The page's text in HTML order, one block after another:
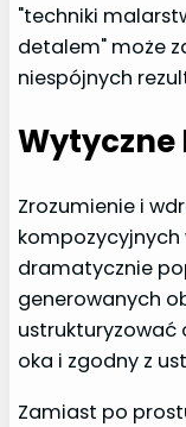
"techniki
detalem" może
niespójnych
Wytyczne
Zrozumienie i
dramatycznie
generowanych
ustrukturyzować
oka i zgodny z
Zamiast po